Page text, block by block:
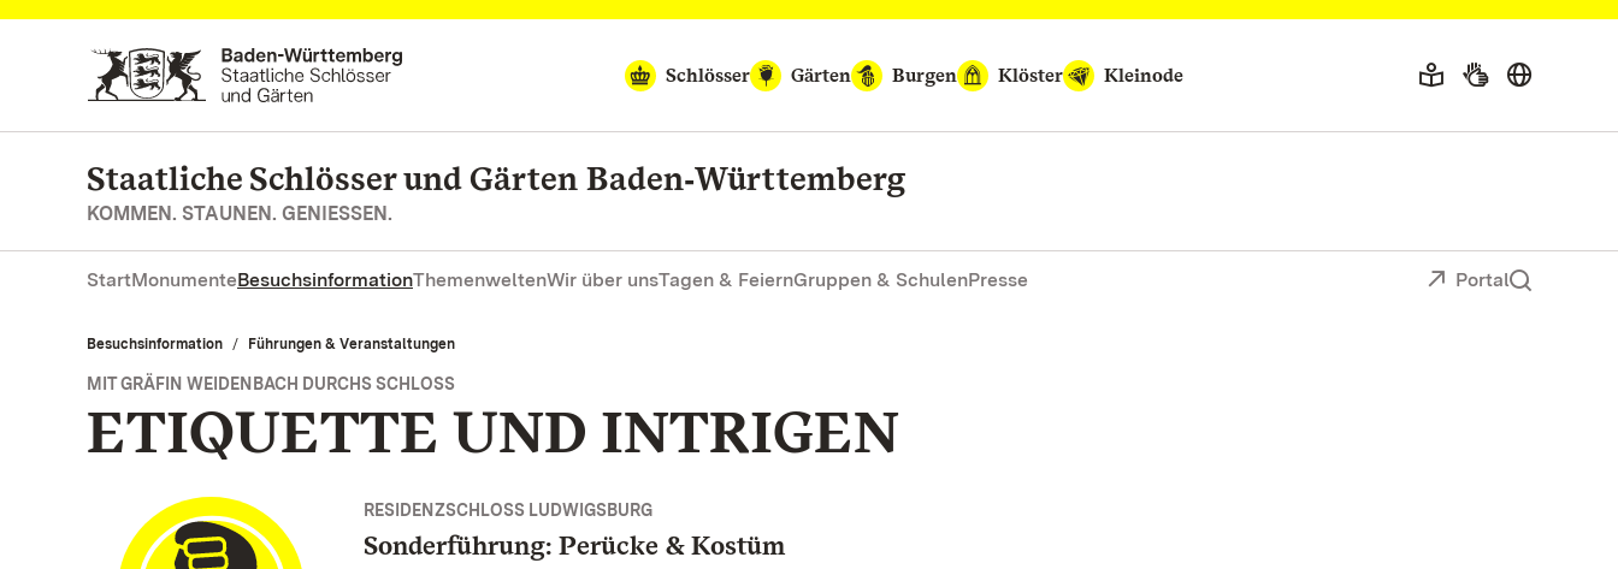
Zum Hauptinhalt springen
Schlösser
Gärten Burgen Klöster Kleinode
Staatliche Schlösser und Gärten Baden‑Württemberg
KOMMEN. STAUNEN. GENIESSEN.
StartMonumenteBesuchsinformationThemenweltenWir über unsTagen & FeiernGruppen & SchulenPresse Portal
Besuchsinformation Führungen & Veranstaltungen
MIT GRÄFIN WEIDENBACH DURCHS SCHLOSS
ETIQUETTE UND INTRIGEN
RESIDENZSCHLOSS LUDWIGSBURG
Sonderführung: Perücke & Kostüm